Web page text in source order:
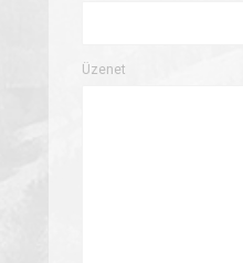
Üzenet